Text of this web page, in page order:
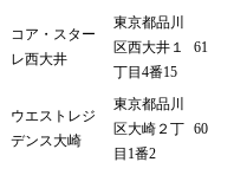
コア・スター
レ西大井
東京都品川
区西大井１
丁目4番15
61
ウエストレジ
デンス大崎
東京都品川
区大崎２丁
目1番2
60